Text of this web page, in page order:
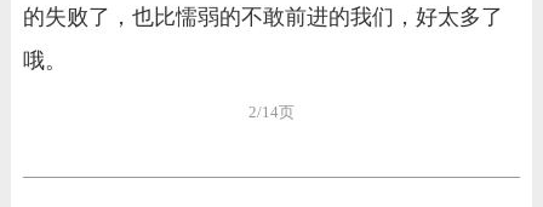
的失败了，也比懦弱的不敢前进的我们，好太多了
哦。
2/14页